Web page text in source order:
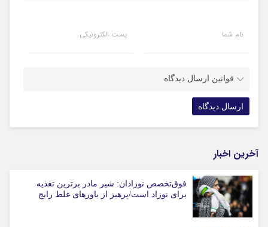
نام شما پست الکترونیکی
قوانین ارسال دیدگاه
آخرین اخبار
فوق‌تخصص نوزادان: شیر مادر برترین تغذیه
برای نوزاد است/پرهیز از باورهای غلط رایج